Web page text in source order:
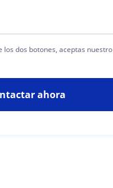
los dos botones, aceptas nuestro
ahora